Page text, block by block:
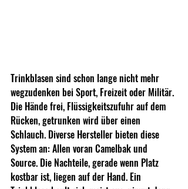
Trinkblasen sind schon lange nicht mehr
wegzudenken bei Sport, Freizeit oder Militär.
Die Hände frei, Flüssigkeitszufuhr auf dem
Rücken, getrunken wird über einen
Schlauch. Diverse Hersteller bieten diese
System an: Allen voran Camelbak und
Source. Die Nachteile, gerade wenn Platz
kostbar ist, liegen auf der Hand. Ein